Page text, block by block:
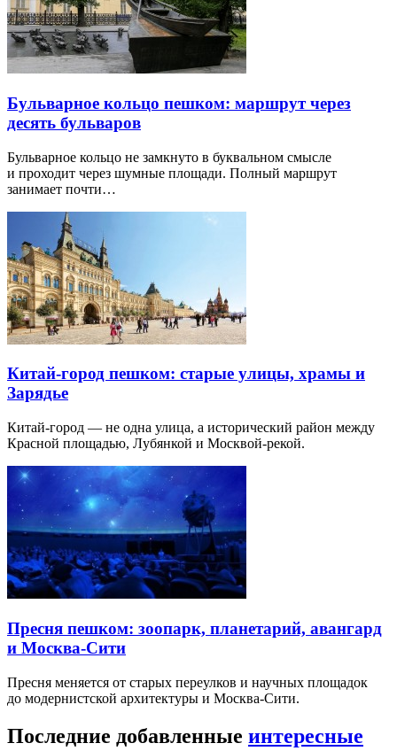
Бульварное кольцо пешком: маршрут через
десять бульваров
Бульварное кольцо не замкнуто в буквальном смысле
и проходит через шумные площади. Полный маршрут
занимает почти…
Китай-город пешком: старые улицы, храмы и
Зарядье
Китай-город — не одна улица, а исторический район между
Красной площадью, Лубянкой и Москвой-рекой.
Пресня пешком: зоопарк, планетарий, авангард
и Москва-Сити
Пресня меняется от старых переулков и научных площадок
до модернистской архитектуры и Москва-Сити.
Последние добавленные интересные